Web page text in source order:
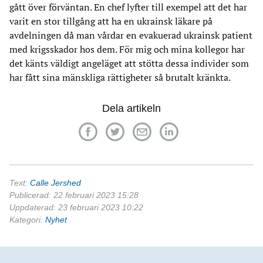
gått över förväntan. En chef lyfter till exempel att det har
varit en stor tillgång att ha en ukrainsk läkare på
avdelningen då man vårdar en evakuerad ukrainsk patient
med krigsskador hos dem. För mig och mina kollegor har
det känts väldigt angeläget att stötta dessa individer som
har fått sina mänskliga rättigheter så brutalt kränkta.
Dela artikeln
Text: Calle Jershed
Publicerad: 22 februari 2023 15:28
Uppdaterad: 23 februari 2023 10:22
Kategori: Nyhet